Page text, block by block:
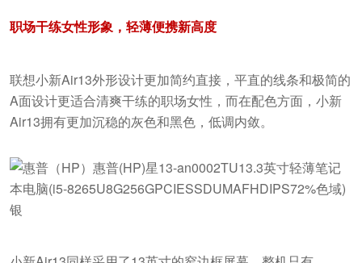
职场干练女性形象，轻薄便携新高度
联想小新Air13外形设计更加简约直接，平直的线条和极简的
A面设计更适合清爽干练的职场女性，而在配色方面，小新
Air13拥有更加沉稳的灰色和黑色，低调内敛。